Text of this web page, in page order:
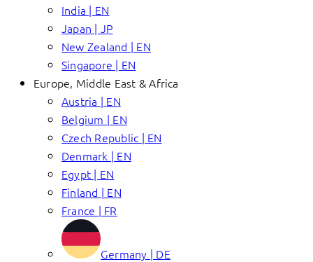
India | EN
Japan | JP
New Zealand | EN
Singapore | EN
Europe, Middle East & Africa
Austria | EN
Belgium | EN
Czech Republic | EN
Denmark | EN
Egypt | EN
Finland | EN
France | FR
Germany | DE